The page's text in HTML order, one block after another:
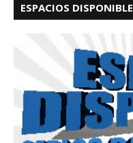
ESPACIOS DISPONIBLE